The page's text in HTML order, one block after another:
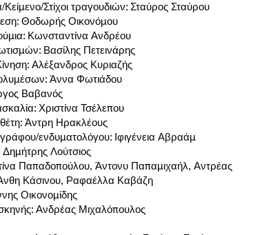
Στίχοι τραγουδιών: Σταύρος Σταύρου
Θοδωρής Οικονόμου
Κωνσταντίνα Ανδρέου
Βασίλης Πετεινάρης
Αλέξανδρος Κυριαζής
Άννα Φωτιάδου
Βαβανός
Χριστίνα Τσέλεπου
Άντρη Ηρακλέους
ενδυματολόγου: Ιφιγένεια Αβραάμ
Λούτσιος
Παπαδοπούλου, Άντονυ Παπαμιχαήλ, Αντρέας
Κάσινου, Ραφαέλλα Καβάζη
Οικονομίδης
Ανδρέας Μιχαλόπουλος